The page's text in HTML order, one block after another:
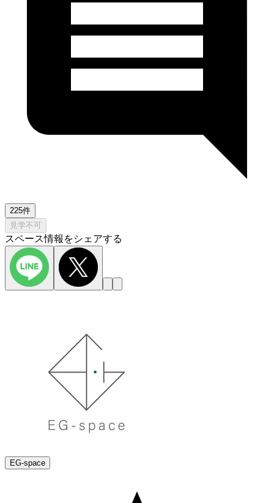
225件
見学不可
スペース情報をシェアする
EG-space